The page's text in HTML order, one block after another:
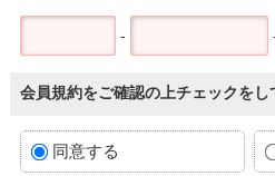
-
会員規約をご確認の上チェックをし
同意する